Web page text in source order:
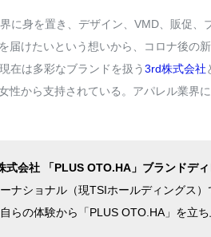
に身を置き、デザイン、VMD、販促
届けたいという想いから、コロナ後の
在は多彩なブランドを扱う3rd株式会社
性から支持されている。アパレル業界
式会社 「PLUS OTO.HA」ブランドデ
ナショナル（現TSIホールディングス
らの体験から「PLUS OTO.HA」を立